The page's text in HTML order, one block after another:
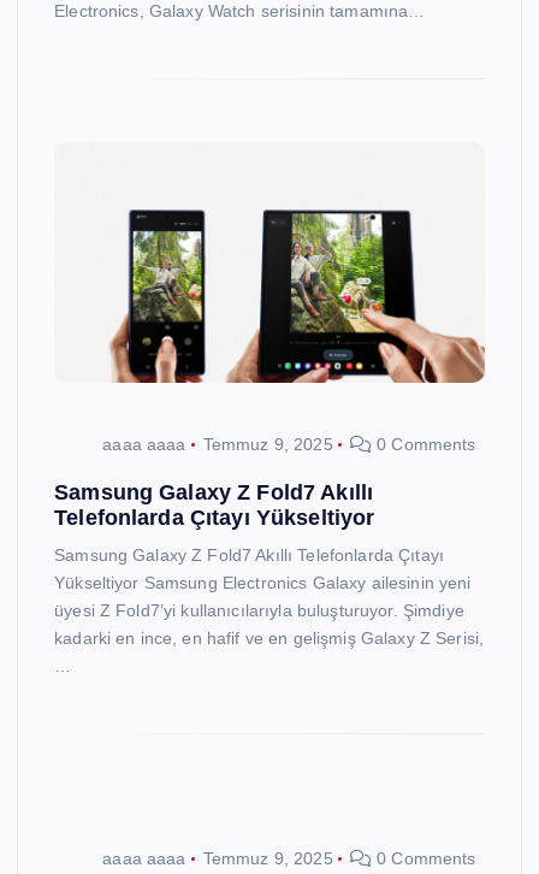
Electronics, Galaxy Watch serisinin tamamına…
aaaa aaaa Temmuz 9, 2025 0 Comments
Samsung Galaxy Z Fold7 Akıllı
Telefonlarda Çıtayı Yükseltiyor
Samsung Galaxy Z Fold7 Akıllı Telefonlarda Çıtayı
Yükseltiyor Samsung Electronics Galaxy ailesinin yeni
üyesi Z Fold7’yi kullanıcılarıyla buluşturuyor. Şimdiye
kadarki en ince, en hafif ve en gelişmiş Galaxy Z Serisi,
aaaa aaaa Temmuz 9, 2025 0 Comments